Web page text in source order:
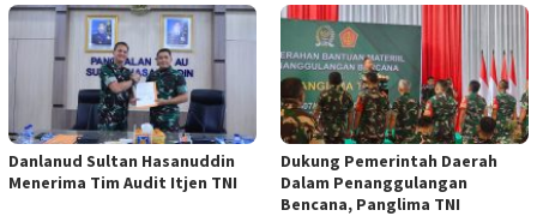
Danlanud Sultan Hasanuddin
Menerima Tim Audit Itjen TNI
Dukung Pemerintah Daerah
Dalam Penanggulangan
Bencana, Panglima TNI